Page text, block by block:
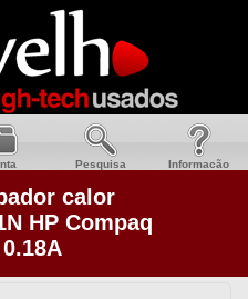
Pesquisa Informacão
calor
HP Compaq